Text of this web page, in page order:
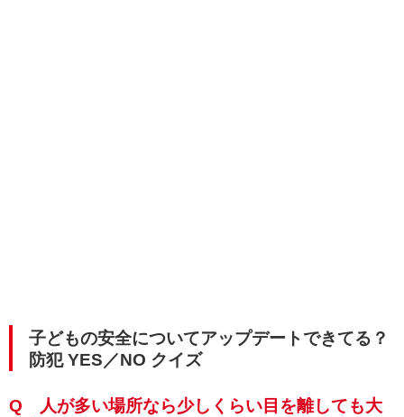
子どもの安全についてアップデートできてる？
防犯 YES／NO クイズ
Q 人が多い場所なら少しくらい目を離しても大